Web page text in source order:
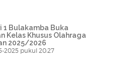
1 Bulakamba Buka
Kelas Khusus Olahraga
2025/2026
2025 pukul 20:27